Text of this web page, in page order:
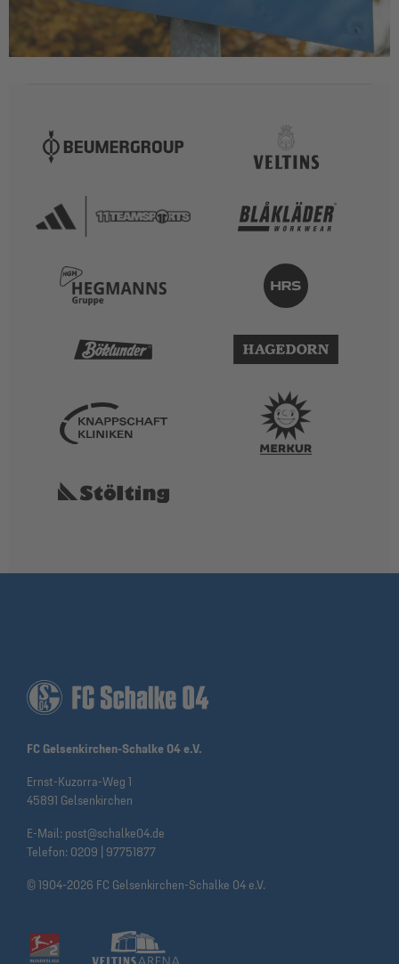
FC Gelsenkirchen-Schalke 04 e.V.
Ernst-Kuzorra-Weg 1
45891 Gelsenkirchen
E-Mail: post@schalke04.de
Telefon: 0209 | 97751877
© 1904-2026 FC Gelsenkirchen-Schalke 04 e.V.